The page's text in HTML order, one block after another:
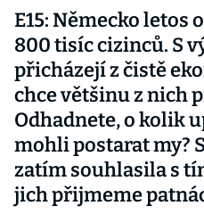
E15: Německo letos
800 tisíc cizinců. S
přicházejí z čistě
chce většinu z nich
Odhadnete, o kolik
mohli postarat my?
zatím souhlasila s
jich přijmeme